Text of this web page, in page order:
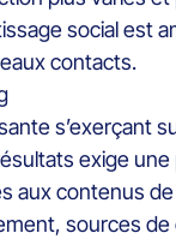
social est
contacts.
s’exerçant
exige une
aux contenus
sources